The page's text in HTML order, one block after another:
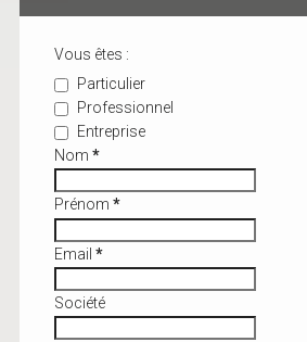
Vous êtes :
Particulier
Professionnel
Entreprise
Nom *
Prénom *
Email *
Société